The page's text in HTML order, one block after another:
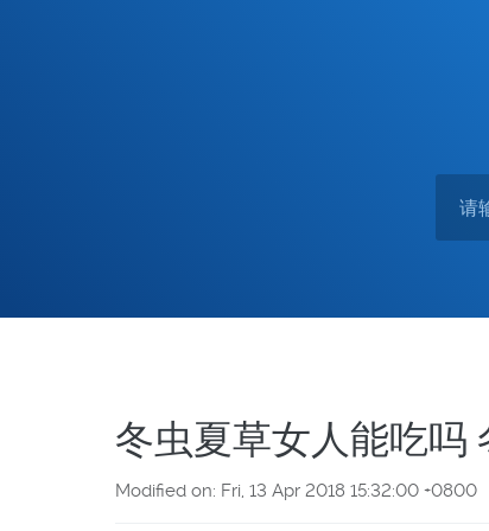
冬虫夏草女人能吃吗
Modified on: Fri, 13 Apr 2018 15:32:00 +0800